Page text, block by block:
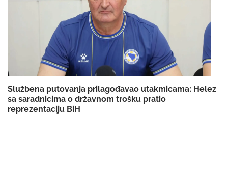
Službena putovanja prilagođavao utakmicama: Helez
sa saradnicima o državnom trošku pratio
reprezentaciju BiH